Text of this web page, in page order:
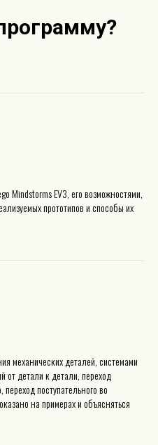
Mindstorms EV3, его возможностями,
прототипов и способы их
механических деталей, системами
от детали к детали, переход
поступательного во
на примерах и объясняться